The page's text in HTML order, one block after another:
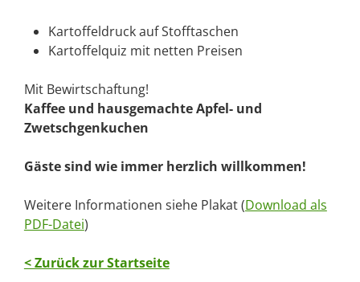
Kartoffeldruck auf Stofftaschen
Kartoffelquiz mit netten Preisen
Mit Bewirtschaftung!
Kaffee und hausgemachte Apfel- und
Zwetschgenkuchen
Gäste sind wie immer herzlich willkommen!
Weitere Informationen siehe Plakat (Download als
PDF-Datei)
< Zurück zur Startseite